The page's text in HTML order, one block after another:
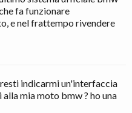
fa funzionare
e nel frattempo rivendere
indicarmi un'interfaccia
mia moto bmw ? ho una